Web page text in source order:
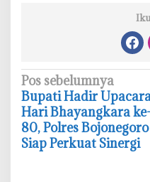
N
a
v
i
Pos sebelumnya
‎Bupati Hadir
Hari Bhayangkara
80, Polres Bojonegoro
Siap Perkuat Sinergi